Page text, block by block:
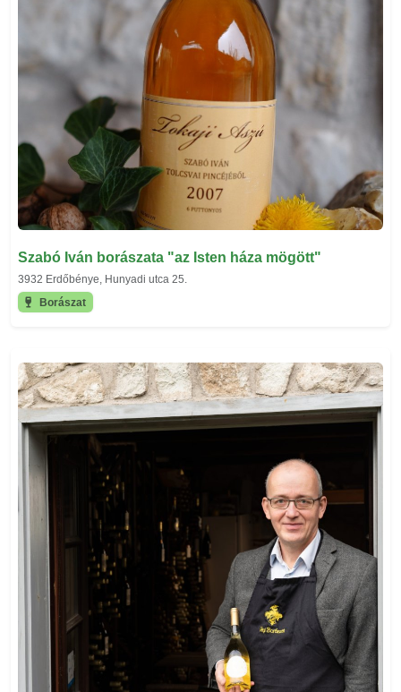
Szabó Iván borászata "az Isten háza mögött"
3932 Erdőbénye, Hunyadi utca 25.
Borászat